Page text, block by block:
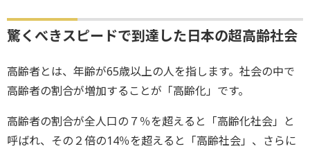
驚くべきスピードで到達した日本の超高齢社会
高齢者とは、年齢が65歳以上の人を指します。社会の中で
高齢者の割合が増加することが「高齢化」です。
高齢者の割合が全人口の７％を超えると「高齢化社会」と
呼ばれ、その２倍の14％を超えると「高齢社会」、さらに